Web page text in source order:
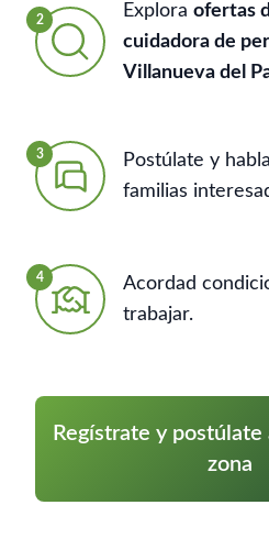
2 Explora ofertas
cuidadora de
Villanueva del
3
Postúlate y
familias
4
Acordad
trabajar.
Regístrate y
zona